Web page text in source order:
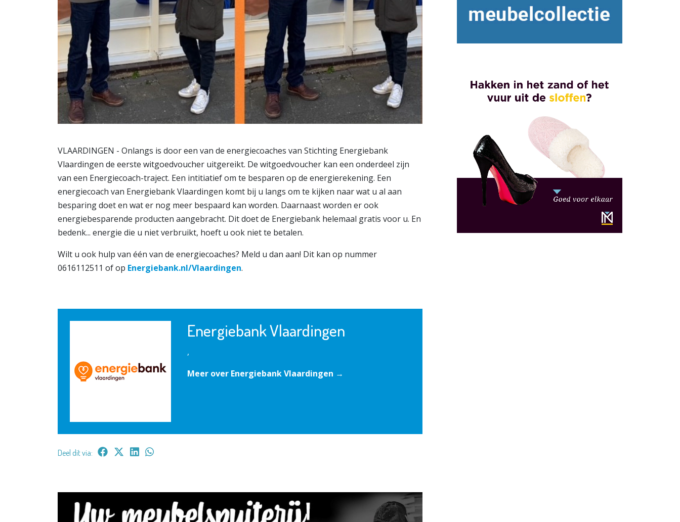
VLAARDINGEN - Onlangs is door een van de energiecoaches van Stichting Energiebank
Vlaardingen de eerste witgoedvoucher uitgereikt. De witgoedvoucher kan een onderdeel zijn
van een Energiecoach-traject. Een intitiatief om te besparen op de energierekening. Een
energiecoach van Energiebank Vlaardingen komt bij u langs om te kijken naar wat u al aan
besparing doet en wat er nog meer bespaard kan worden. Daarnaast worden er ook
energiebesparende producten aangebracht. Dit doet de Energiebank helemaal gratis voor u. En
bedenk... energie die u niet verbruikt, hoeft u ook niet te betalen.
Wilt u ook hulp van één van de energiecoaches? Meld u dan aan! Dit kan op nummer
0616112511 of op Energiebank.nl/Vlaardingen.
Energiebank Vlaardingen
,
Meer over Energiebank Vlaardingen →
Deel dit via: